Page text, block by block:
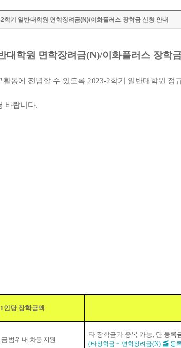
학기 일반대학원 면학장려금(N)/이화플러스 장학금 신청 안내
대학원 면학장려금(N)/이화플러스 장학
동에 전념할 수 있도록 2023-2학기 일반대학원 정
바랍니다.
1 인당 장학금액
범위 내 차등 지원
타 장학금과 중복 가능 단 등록
(타장학금 + 면학장려금(N) ≦ 등